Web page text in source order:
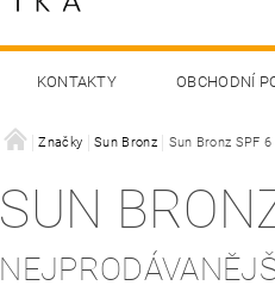
KONTAKTY OBCHODNÍ
Značky Sun Bronz Sun Bronz SPF 6
SUN